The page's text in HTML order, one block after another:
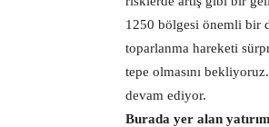
1250 bölgesi önemli bir
toparlanma hareketi
tepe olmasını
devam ediyor.
Burada yer alan